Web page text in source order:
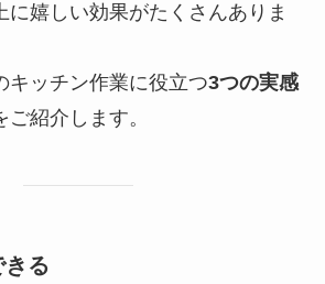
に嬉しい効果がたくさんありま
キッチン作業に役立つ3つの実感
ご紹介します。
る